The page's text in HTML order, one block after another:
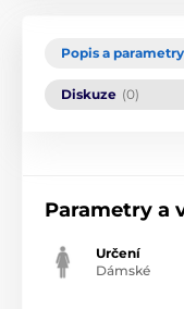
Popis a parametry
Diskuze (0)
Parametry a
Určení
Dámské